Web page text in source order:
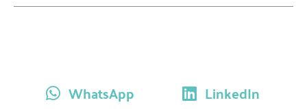
WhatsApp
LinkedIn